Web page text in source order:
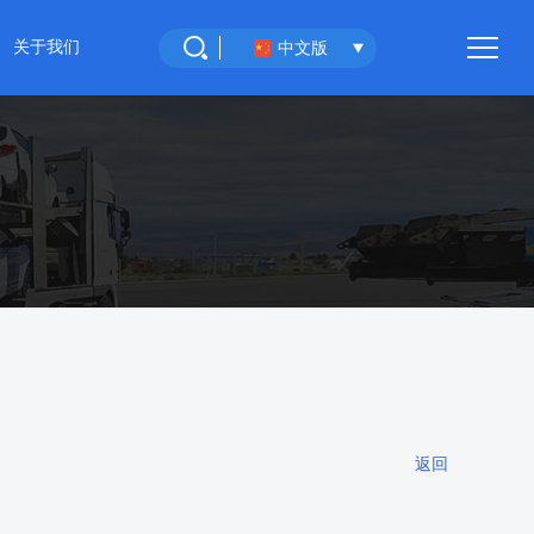
关于我们
联系我们
中文版
返回